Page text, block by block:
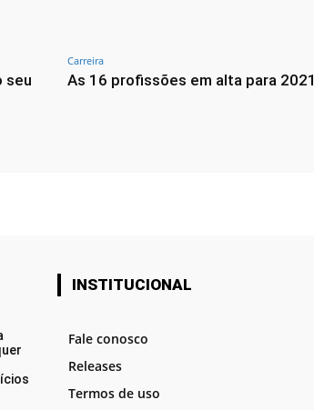
seu
Carreira
As 16 profissões em alta para 2021
INSTITUCIONAL
Fale conosco
Releases
Termos de uso